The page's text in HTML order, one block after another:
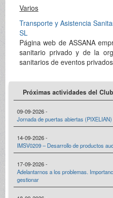
Varios
Transporte y Asistencia
SL
Página web de ASSANA
sanitario privado y de la
sanitarios de eventos
Próximas actividades del
09-09-2026 -
Jornada de puertas abiertas (PIXELIAN)
14-09-2026 -
IMSV0209 – Desarrollo de productos
17-09-2026 -
Adelantarnos a los problemas.
gestionar